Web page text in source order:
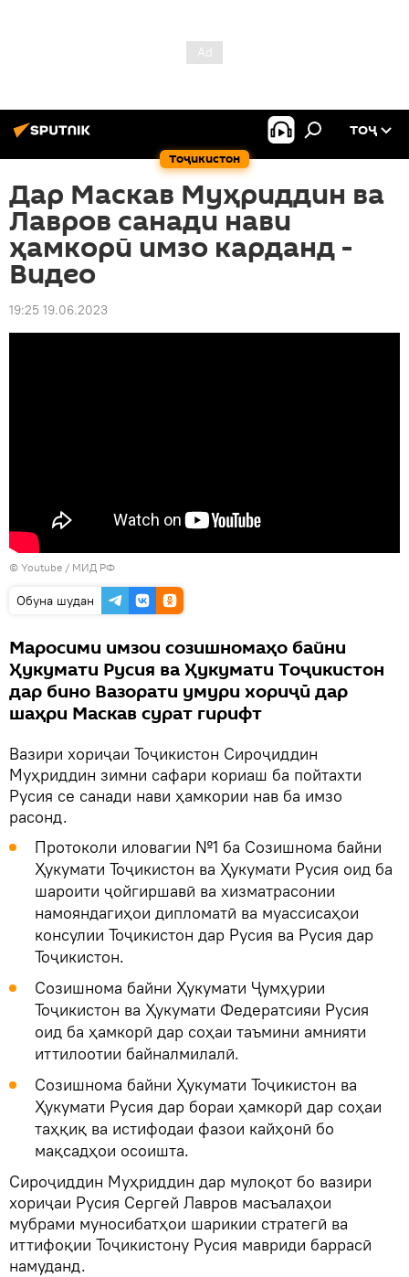
Тоҷикистон
ТОҶ
Дар Маскав Муҳриддин ва
Лавров санади нави
ҳамкорӣ имзо карданд -
Видео
19:25 19.06.2023
© Youtube / МИД РФ
Обуна шудан
Маросими имзои созишномаҳо байни
Ҳукумати Русия ва Ҳукумати Тоҷикистон
дар бино Вазорати умури хориҷӣ дар
шаҳри Маскав сурат гирифт
Вазири хориҷаи Тоҷикистон Сироҷиддин
Муҳриддин зимни сафари кориаш ба пойтахти
Русия се санади нави ҳамкории нав ба имзо
расонд.
Протоколи иловагии №1 ба Созишнома байни
Ҳукумати Тоҷикистон ва Ҳукумати Русия оид ба
шароити ҷойгиршавӣ ва хизматрасонии
намояндагиҳои дипломатӣ ва муассисаҳои
консулии Тоҷикистон дар Русия ва Русия дар
Тоҷикистон.
Созишнома байни Ҳукумати Ҷумҳурии
Тоҷикистон ва Ҳукумати Федератсияи Русия
оид ба ҳамкорӣ дар соҳаи таъмини амнияти
иттилоотии байналмилалӣ.
Созишнома байни Ҳукумати Тоҷикистон ва
Ҳукумати Русия дар бораи ҳамкорӣ дар соҳаи
таҳқиқ ва истифодаи фазои кайҳонӣ бо
мақсадҳои осоишта.
Сироҷиддин Муҳриддин дар мулоқот бо вазири
хориҷаи Русия Сергей Лавров масъалаҳои
мубрами муносибатҳои шарикии стратегӣ ва
иттифоқии Тоҷикистону Русия мавриди баррасӣ
намуданд.